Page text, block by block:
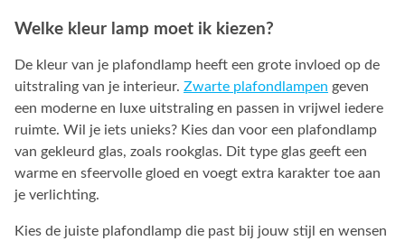
Welke kleur lamp moet ik kiezen?
De kleur van je plafondlamp heeft een grote invloed op de
uitstraling van je interieur. Zwarte plafondlampen geven
een moderne en luxe uitstraling en passen in vrijwel iedere
ruimte. Wil je iets unieks? Kies dan voor een plafondlamp
van gekleurd glas, zoals rookglas. Dit type glas geeft een
warme en sfeervolle gloed en voegt extra karakter toe aan
je verlichting.
Kies de juiste plafondlamp die past bij jouw stijl en wensen